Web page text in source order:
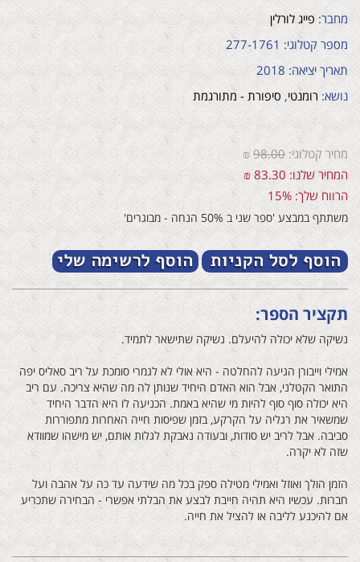
מחבר: פייג לורלין
מספר קטלוגי: 277-1761
תאריך יציאה: 2018
נושא: רומנטי, סיפורת - מתורגמת
מחיר קטלוגי: 98.00
₪
המחיר שלנו: 83.30 ₪
הרווח שלך: 15%
משתתף במבצע 'ספר שני ב 50% הנחה - מבוגרים'
תקציר הספר:
נשיקה שלא יכולה להיעלם. נשיקה שתישאר לתמיד.
אמילי וייבורן הגיעה להחלטה - היא אולי לא לגמרי סומכת על ריב סאליס יפה
התואר הקטלני, אבל הוא האדם היחיד שנותן לה מה שהיא צריכה. עם ריב
היא יכולה סוף סוף להיות מי שהיא באמת. הכניעה לו היא הדבר היחיד
שמשאיר את רגליה על הקרקע, בזמן שפיסות חייה האחרות מתפוררות
סביבה. אבל לריב יש סודות, ובעודה נאבקת לגלות אותם, יש מישהו שמוודא
שזה לא יקרה.
הזמן הולך ואוזל ואמילי מטילה ספק בכל מה שידעה עד כה על אהבה ועל
חברות. עכשיו היא תהיה חייבת לבצע את הבלתי אפשרי - הבחירה שתכריע
אם להיכנע לליבה או להציל את חייה.